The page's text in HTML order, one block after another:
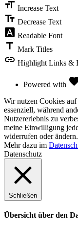
Toolbar
format_size Increase Text
text_fields Decrease Text
font_download Readable Font
title Mark Titles
link Highlight Links &
Powered with
Wir nutzen Cookies
essenziell, während
Nutzererlebnis zu
meine Einwilligung
widerrufen oder ändern.
Mehr dazu im
Datenschutz
Schließen
Übersicht über den